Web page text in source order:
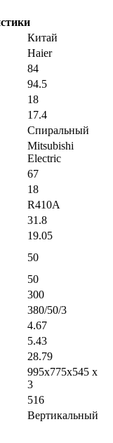
Китай
Haier
84
94.5
18
17.4
Спиральный
Mitsubishi
Electric
67
18
R410A
31.8
19.05
50
50
300
380/50/3
4.67
5.43
28.79
995х775х545 х
3
516
Вертикальный